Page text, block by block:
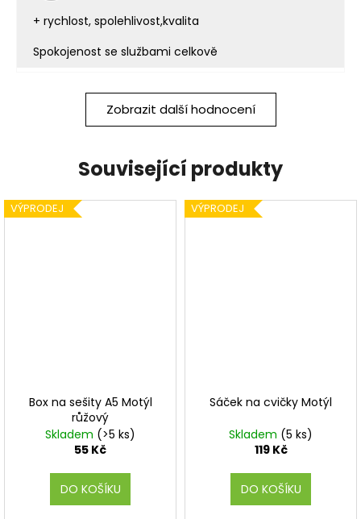
+ rychlost, spolehlivost,kvalita
Spokojenost se službami celkově
Zobrazit další hodnocení
Související produkty
VÝPRODEJ
Box na sešity A5 Motýl
růžový
Skladem (>5 ks)
55 Kč
DO KOŠÍKU
VÝPRODEJ
Sáček na cvičky Motýl
Skladem (5 ks)
119 Kč
DO KOŠÍKU